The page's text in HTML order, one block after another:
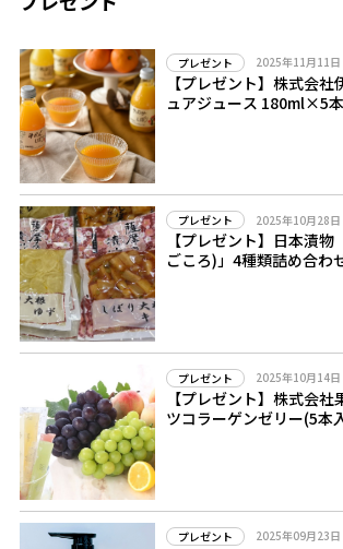
プレゼント 2025年11月11日
【プレゼント】株式会
ュアジュース 180ml×5
プレゼント 2025年10月28日
【プレゼント】日本漬
ごころ)」4種類詰め合わ
プレゼント 2025年10月14日
【プレゼント】株式会
ツコラーゲンゼリー(5本
プレゼント 2025年09月23日